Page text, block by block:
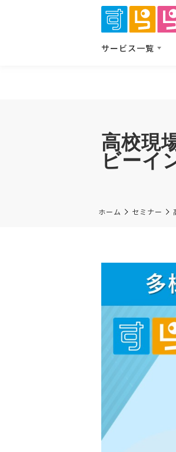
サービス⼀覧
高校現
ビーイ
ホーム セミナー